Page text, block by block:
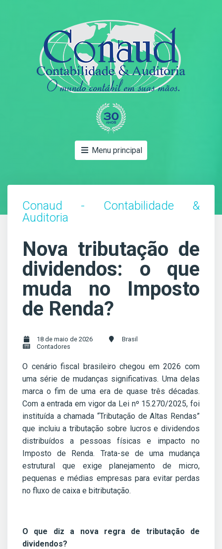
Menu principal
Conaud - Contabilidade &
Auditoria
Nova tributação de
dividendos: o que
muda no Imposto
de Renda?
18 de maio de 2026
Brasil
Contadores
O cenário fiscal brasileiro chegou em 2026 com
uma série de mudanças significativas. Uma delas
marca o fim de uma era de quase três décadas.
Com a entrada em vigor da Lei nº 15.270/2025, foi
instituída a chamada “Tributação de Altas Rendas”
que incluiu a tributação sobre lucros e dividendos
distribuídos a pessoas físicas e impacto no
Imposto de Renda. Trata-se de uma mudança
estrutural que exige planejamento de micro,
pequenas e médias empresas para evitar perdas
no fluxo de caixa e bitributação.
O que diz a nova regra de tributação de
dividendos?